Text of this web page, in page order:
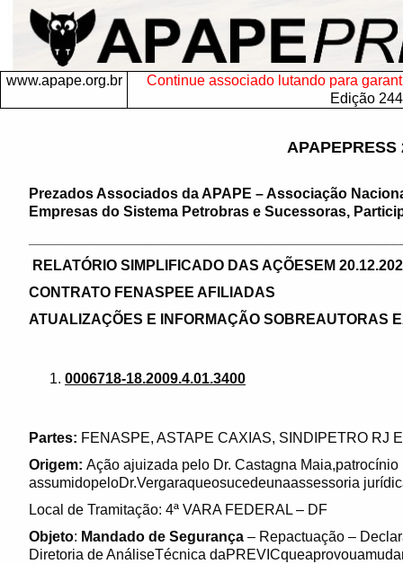
www.apape.org.br
Continue associado lutando para
Edição 244
APAPEPRESS
Prezados Associados da APAPE – Associação
Empresas do Sistema Petrobras e Sucessoras,
RELATÓRIO SIMPLIFICADO DAS AÇÕESEM
CONTRATO FENASPEE AFILIADAS
ATUALIZAÇÕES E INFORMAÇÃO SOBREAUTORAS
0006718-18.2009.4.01.3400
Partes: FENASPE, ASTAPE CAXIAS, SINDIPETRO RJ
Origem: Ação ajuizada pelo Dr. Castagna Maia,patrocínio
assumidopeloDr.Vergaraqueosucedeunaassessoria
Local de Tramitação: 4ª VARA FEDERAL – DF
Objeto: Mandado de Segurança – Repactuação –
Diretoria de AnáliseTécnica